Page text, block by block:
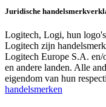
Juridische
Logitech, Logi, hun
Logitech zijn
Logitech Europe S.A. en/
en andere landen. Alle
eigendom van hun
handelsmerken